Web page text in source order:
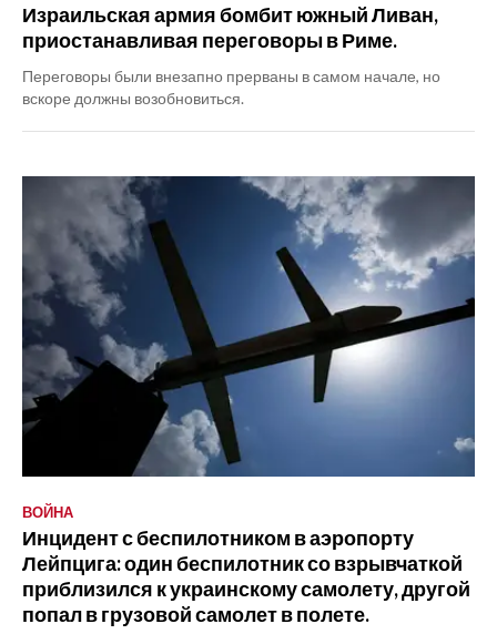
Израильская армия бомбит южный Ливан,
приостанавливая переговоры в Риме.
Переговоры были внезапно прерваны в самом начале, но
вскоре должны возобновиться.
ВОЙНА
Инцидент с беспилотником в аэропорту
Лейпцига: один беспилотник со взрывчаткой
приблизился к украинскому самолету, другой
попал в грузовой самолет в полете.